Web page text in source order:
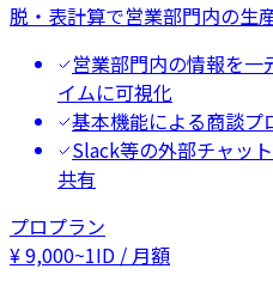
脱・表計算で営業部門内の生
営業部門内の情報を一
イムに可視化
基本機能による商談プ
Slack等の外部チャッ
共有
プロプラン
¥9,000~1ID / 月額